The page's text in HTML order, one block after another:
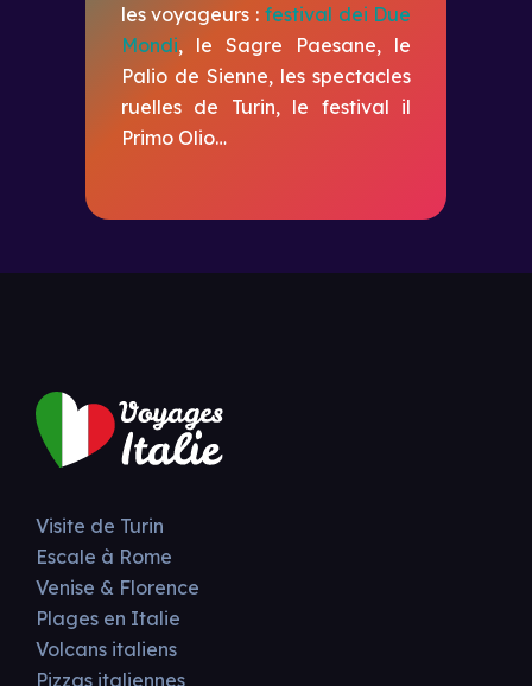
les voyageurs : festival dei Due
Mondi, le Sagre Paesane, le
Palio de Sienne, les spectacles
ruelles de Turin, le festival il
Primo Olio…
Visite de Turin
Escale à Rome
Venise & Florence
Plages en Italie
Volcans italiens
Pizzas italiennes